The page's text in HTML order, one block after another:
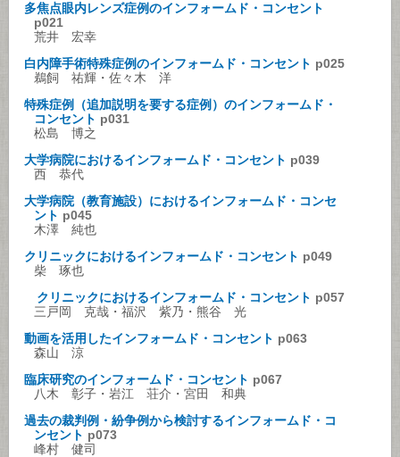
多焦点眼内レンズ症例のインフォームド・コンセント
p021
荒井 宏幸
白内障手術特殊症例のインフォームド・コンセント p025
鵜飼 祐輝・佐々木 洋
特殊症例（追加説明を要する症例）のインフォームド・
コンセント p031
松島 博之
大学病院におけるインフォームド・コンセント p039
西 恭代
大学病院（教育施設）におけるインフォームド・コンセ
ント p045
木澤 純也
クリニックにおけるインフォームド・コンセント p049
柴 琢也
クリニックにおけるインフォームド・コンセント p057
三戸岡 克哉・福沢 紫乃・熊谷 光
動画を活用したインフォームド・コンセント p063
森山 涼
臨床研究のインフォームド・コンセント p067
八木 彰子・岩江 荘介・宮田 和典
過去の裁判例・紛争例から検討するインフォームド・コ
ンセント p073
峰村 健司